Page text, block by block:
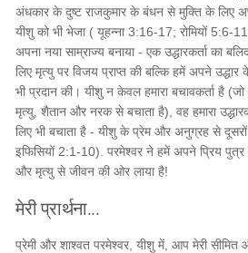
अंधकार के दुष्ट राजकुमार के बंधन से मुक्ति के लिए
यीशु को भी भेजा ( यूहन्ना 3:16-17; रोमियों 5:6-
अपना नया साम्राज्य बनाया - एक उद्धारकर्ता का
लिए मृत्यु पर विजय प्राप्त की बल्कि हमें अपने
भी प्रदान की। यीशु न केवल हमारा बचावकर्ता है
मृत्यु, शैतान और नरक से बचाता है), वह हमारा
लिए भी बचाता है - यीशु के प्रेम और अनुग्रह से
इफिसियों 2:1-10). परमेश्वर ने हमें अपने प्रिय
और मृत्यु से जीवन की ओर लाया है!
मेरी प्रार्थना...
प्रेमी और शाश्वत परमेश्वर, यीशु में, आप मेरी